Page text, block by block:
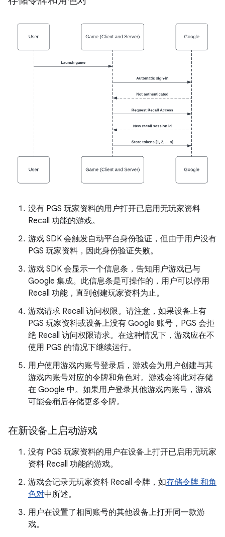
没有 PGS 玩家资料的用户打开已启用无玩家资料
Recall 功能的游戏。
游戏 SDK 会触发自动平台身份验证，但由于用户没有
PGS 玩家资料，因此身份验证失败。
游戏 SDK 会显示一个信息条，告知用户游戏已与
Google 集成。此信息条是可操作的，用户可以停用
Recall 功能，直到创建玩家资料为止。
游戏请求 Recall 访问权限。请注意，如果设备上有
PGS 玩家资料或设备上没有 Google 账号，PGS 会拒
绝 Recall 访问权限请求。在这种情况下，游戏应在不
使用 PGS 的情况下继续运行。
用户使用游戏内账号登录后，游戏会为用户创建与其
游戏内账号对应的令牌和角色对。游戏会将此对存储
在 Google 中。如果用户登录其他游戏内账号，游戏
可能会稍后存储更多令牌。
在新设备上启动游戏
没有 PGS 玩家资料的用户在设备上打开已启用无玩家
资料 Recall 功能的游戏。
游戏会记录无玩家资料 Recall 令牌，如存储令牌 和角
色对中所述。
用户在设置了相同账号的其他设备上打开同一款游
戏。